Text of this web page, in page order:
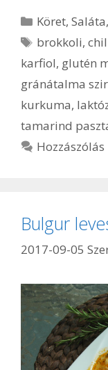
Kategória
Köret,Saláta,
Címkék
brokkoli,
karfiol, glutén
gránátalma
kurkuma,
tamarind
Hozzászólás
Bulgur
2017-09-05